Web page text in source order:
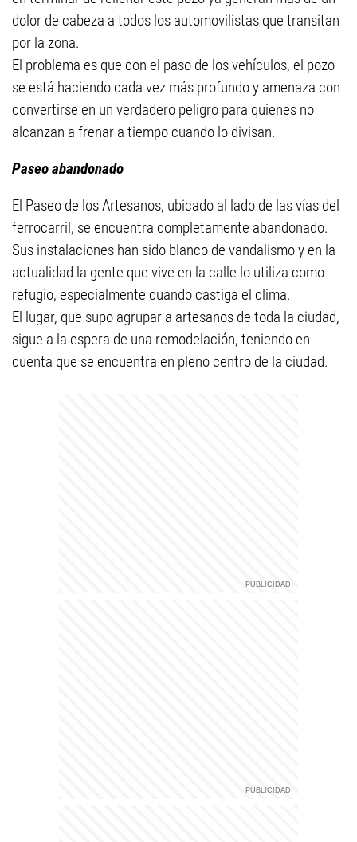
dolor de cabeza a todos los automovilistas que transitan
por la zona.
El problema es que con el paso de los vehículos, el pozo
se está haciendo cada vez más profundo y amenaza con
convertirse en un verdadero peligro para quienes no
alcanzan a frenar a tiempo cuando lo divisan.
Paseo abandonado
El Paseo de los Artesanos, ubicado al lado de las vías del
ferrocarril, se encuentra completamente abandonado.
Sus instalaciones han sido blanco de vandalismo y en la
actualidad la gente que vive en la calle lo utiliza como
refugio, especialmente cuando castiga el clima.
El lugar, que supo agrupar a artesanos de toda la ciudad,
sigue a la espera de una remodelación, teniendo en
cuenta que se encuentra en pleno centro de la ciudad.